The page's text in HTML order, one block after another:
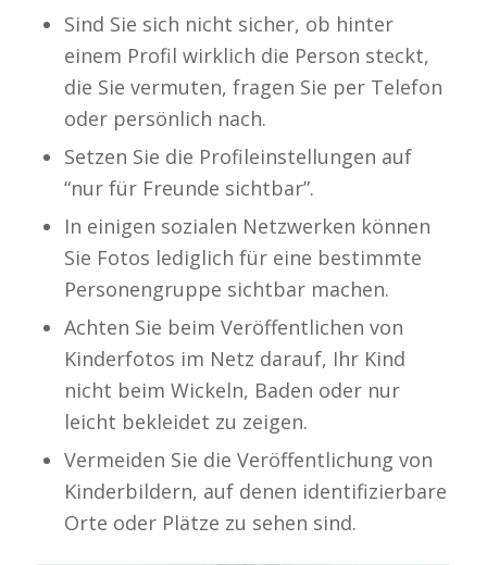
Sind Sie sich nicht sicher, ob hinter
einem Profil wirklich die Person steckt,
die Sie vermuten, fragen Sie per Telefon
oder persönlich nach.
Setzen Sie die Profileinstellungen auf
“nur für Freunde sichtbar”.
In einigen sozialen Netzwerken können
Sie Fotos lediglich für eine bestimmte
Personengruppe sichtbar machen.
Achten Sie beim Veröffentlichen von
Kinderfotos im Netz darauf, Ihr Kind
nicht beim Wickeln, Baden oder nur
leicht bekleidet zu zeigen.
Vermeiden Sie die Veröffentlichung von
Kinderbildern, auf denen identifizierbare
Orte oder Plätze zu sehen sind.